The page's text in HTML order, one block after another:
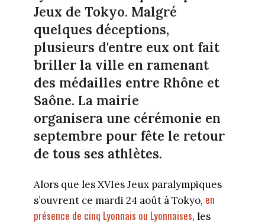
Jeux de Tokyo. Malgré
quelques déceptions,
plusieurs d'entre eux ont fait
briller la ville en ramenant
des médailles entre Rhône et
Saône. La mairie
organisera une cérémonie en
septembre pour fête le retour
de tous ses athlètes.
Alors que les XVIes Jeux paralympiques
s’ouvrent ce mardi 24 août à Tokyo, en
présence de cinq Lyonnais ou Lyonnaises, les